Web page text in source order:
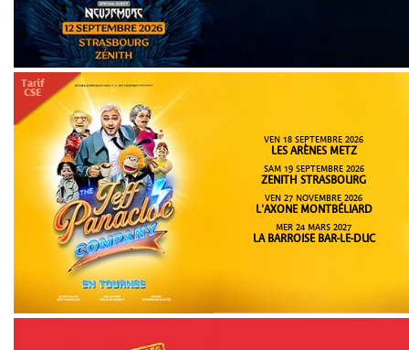
VEN 18 SEPTEMBRE 2026
LES ARÈNES METZ
SAM 19 SEPTEMBRE 2026
ZENITH STRASBOURG
VEN 27 NOVEMBRE 2026
L'AXONE MONTBÉLIARD
MER 24 MARS 2027
LA BARROISE BAR-LE-DUC